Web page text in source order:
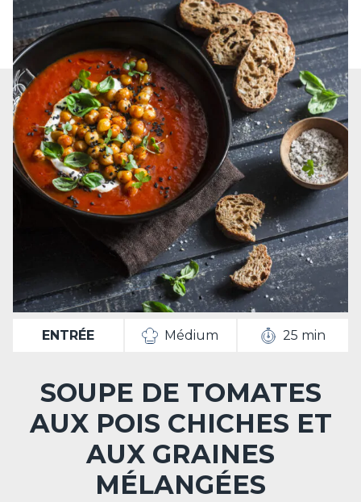
ENTRÉE Médium 25 min
SOUPE DE TOMATES
AUX POIS CHICHES ET
AUX GRAINES
MÉLANGÉES